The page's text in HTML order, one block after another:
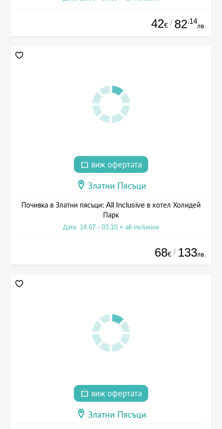
42€ / 82.14
лв.
виж офертата
Златни Пясъци
Почивка в Златни пясъци: All Inclusive в хотел Холидей
Парк
Дата: 14.07 - 03.10 + all inclusive
68€ / 133лв.
виж офертата
Златни Пясъци